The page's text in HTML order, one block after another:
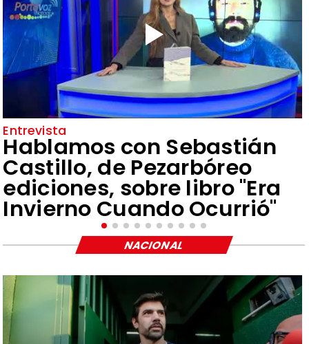
Entrevista
Hablamos con Sebastián
Castillo, de Pezarbóreo
ediciones, sobre libro "Era
Invierno Cuando Ocurrió"
NACIONAL